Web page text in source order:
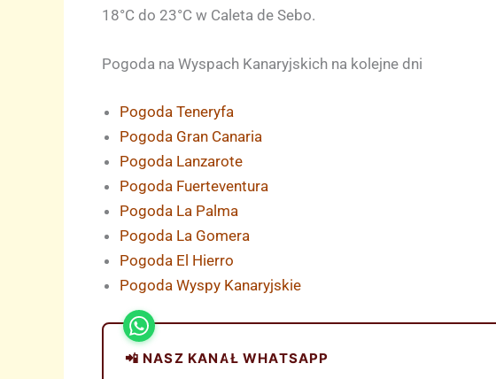
18°C do 23°C w Caleta de Sebo.
Pogoda na Wyspach Kanaryjskich na kolejne dni
Pogoda Teneryfa
Pogoda Gran Canaria
Pogoda Lanzarote
Pogoda Fuerteventura
Pogoda La Palma
Pogoda La Gomera
Pogoda El Hierro
Pogoda Wyspy Kanaryjskie
📲 NASZ KANAŁ WHATSAPP